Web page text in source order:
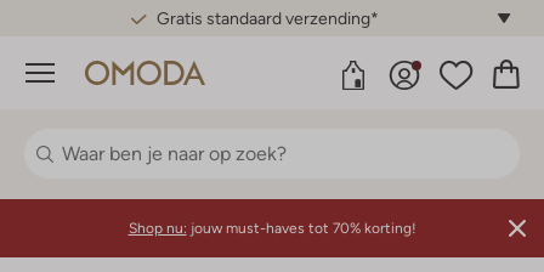
Gratis standaard verzending*
Menu
Shop nu: jouw must-haves tot 70% korting!